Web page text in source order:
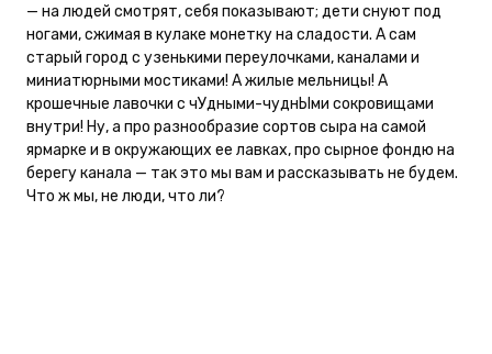
— на людей смотрят, себя показывают; дети снуют под
ногами, сжимая в кулаке монетку на сладости. А сам
старый город с узенькими переулочками, каналами и
миниатюрными мостиками! А жилые мельницы! А
крошечные лавочки с чУдными-чуднЫми сокровищами
внутри! Ну, а про разнообразие сортов сыра на самой
ярмарке и в окружающих ее лавках, про сырное фондю на
берегу канала — так это мы вам и рассказывать не будем.
Что ж мы, не люди, что ли?